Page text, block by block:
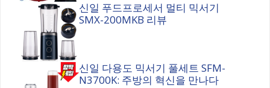
신일 푸드프로세서 멀티 믹서기
SMX-200MKB 리뷰
신일 다용도 믹서기 풀세트 SFM-
N3700K: 주방의 혁신을 만나다